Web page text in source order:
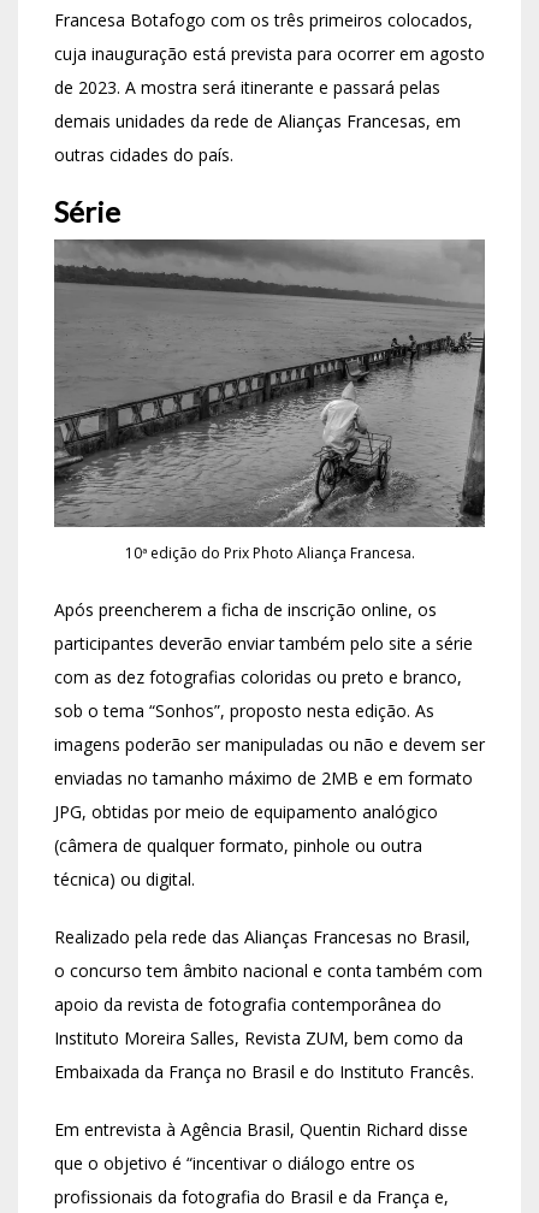
Francesa Botafogo com os três primeiros colocados,
cuja inauguração está prevista para ocorrer em agosto
de 2023. A mostra será itinerante e passará pelas
demais unidades da rede de Alianças Francesas, em
outras cidades do país.
Série
10ª edição do Prix Photo Aliança Francesa.
Após preencherem a ficha de inscrição online, os
participantes deverão enviar também pelo site a série
com as dez fotografias coloridas ou preto e branco,
sob o tema “Sonhos”, proposto nesta edição. As
imagens poderão ser manipuladas ou não e devem ser
enviadas no tamanho máximo de 2MB e em formato
JPG, obtidas por meio de equipamento analógico
(câmera de qualquer formato, pinhole ou outra
técnica) ou digital.
Realizado pela rede das Alianças Francesas no Brasil,
o concurso tem âmbito nacional e conta também com
apoio da revista de fotografia contemporânea do
Instituto Moreira Salles, Revista ZUM, bem como da
Embaixada da França no Brasil e do Instituto Francês.
Em entrevista à Agência Brasil, Quentin Richard disse
que o objetivo é “incentivar o diálogo entre os
profissionais da fotografia do Brasil e da França e,